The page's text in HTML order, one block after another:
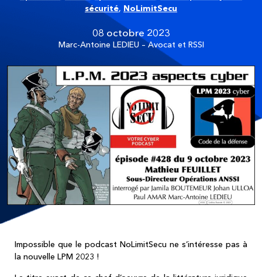
08 octobre 2023
Marc-Antoine LEDIEU – Avocat et RSSI
sécurité, NoLimitSecu
Impossible que le podcast NoLimitSecu ne s’intéresse pas à
la nouvelle LPM 2023 !